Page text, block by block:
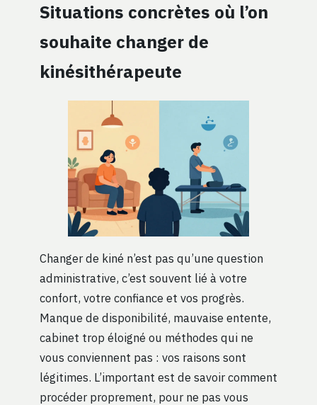
Situations concrètes où l’on
souhaite changer de
kinésithérapeute
Changer de kiné n’est pas qu’une question
administrative, c’est souvent lié à votre
confort, votre confiance et vos progrès.
Manque de disponibilité, mauvaise entente,
cabinet trop éloigné ou méthodes qui ne
vous conviennent pas : vos raisons sont
légitimes. L’important est de savoir comment
procéder proprement, pour ne pas vous